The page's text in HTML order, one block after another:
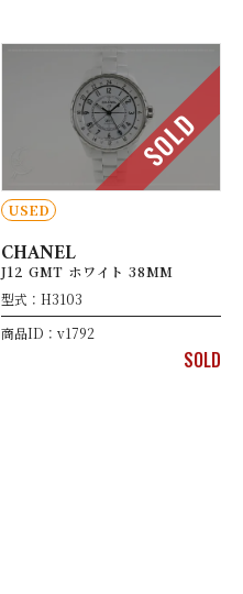
SOLD
USED
CHANEL
J12 GMT ホワイト 38MM
型式：H3103
商品ID：v1792
SOLD